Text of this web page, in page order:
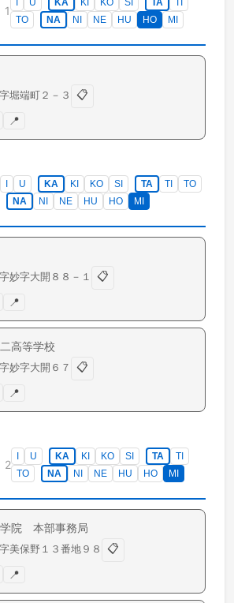
1
TO
NA NI NE HU HO MI
堀端町 ２－３
📋
📍
I U KA KI KO SI TA TI
TO
NA
NI NE HU HO MI
妙字大開８８－１
📋
📍
高等学校
妙字大開６７
📋
📍
2
I U KA KI KO SI TA
TI
TO
NA NI NE HU HO MI
院 本部事務局
美保野 １３番地９８
📋
📍